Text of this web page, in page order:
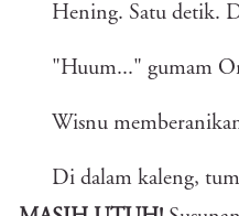
Hening. Satu detik.
"Huum..." gumam
Wisnu
Di dalam kaleng,